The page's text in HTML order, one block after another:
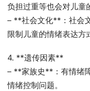
负担过重等也会对儿童
– **社会文化**：社会
限制儿童的情绪表达方
4. **遗传因素**
– **家族史**：有情绪
情绪控制问题。